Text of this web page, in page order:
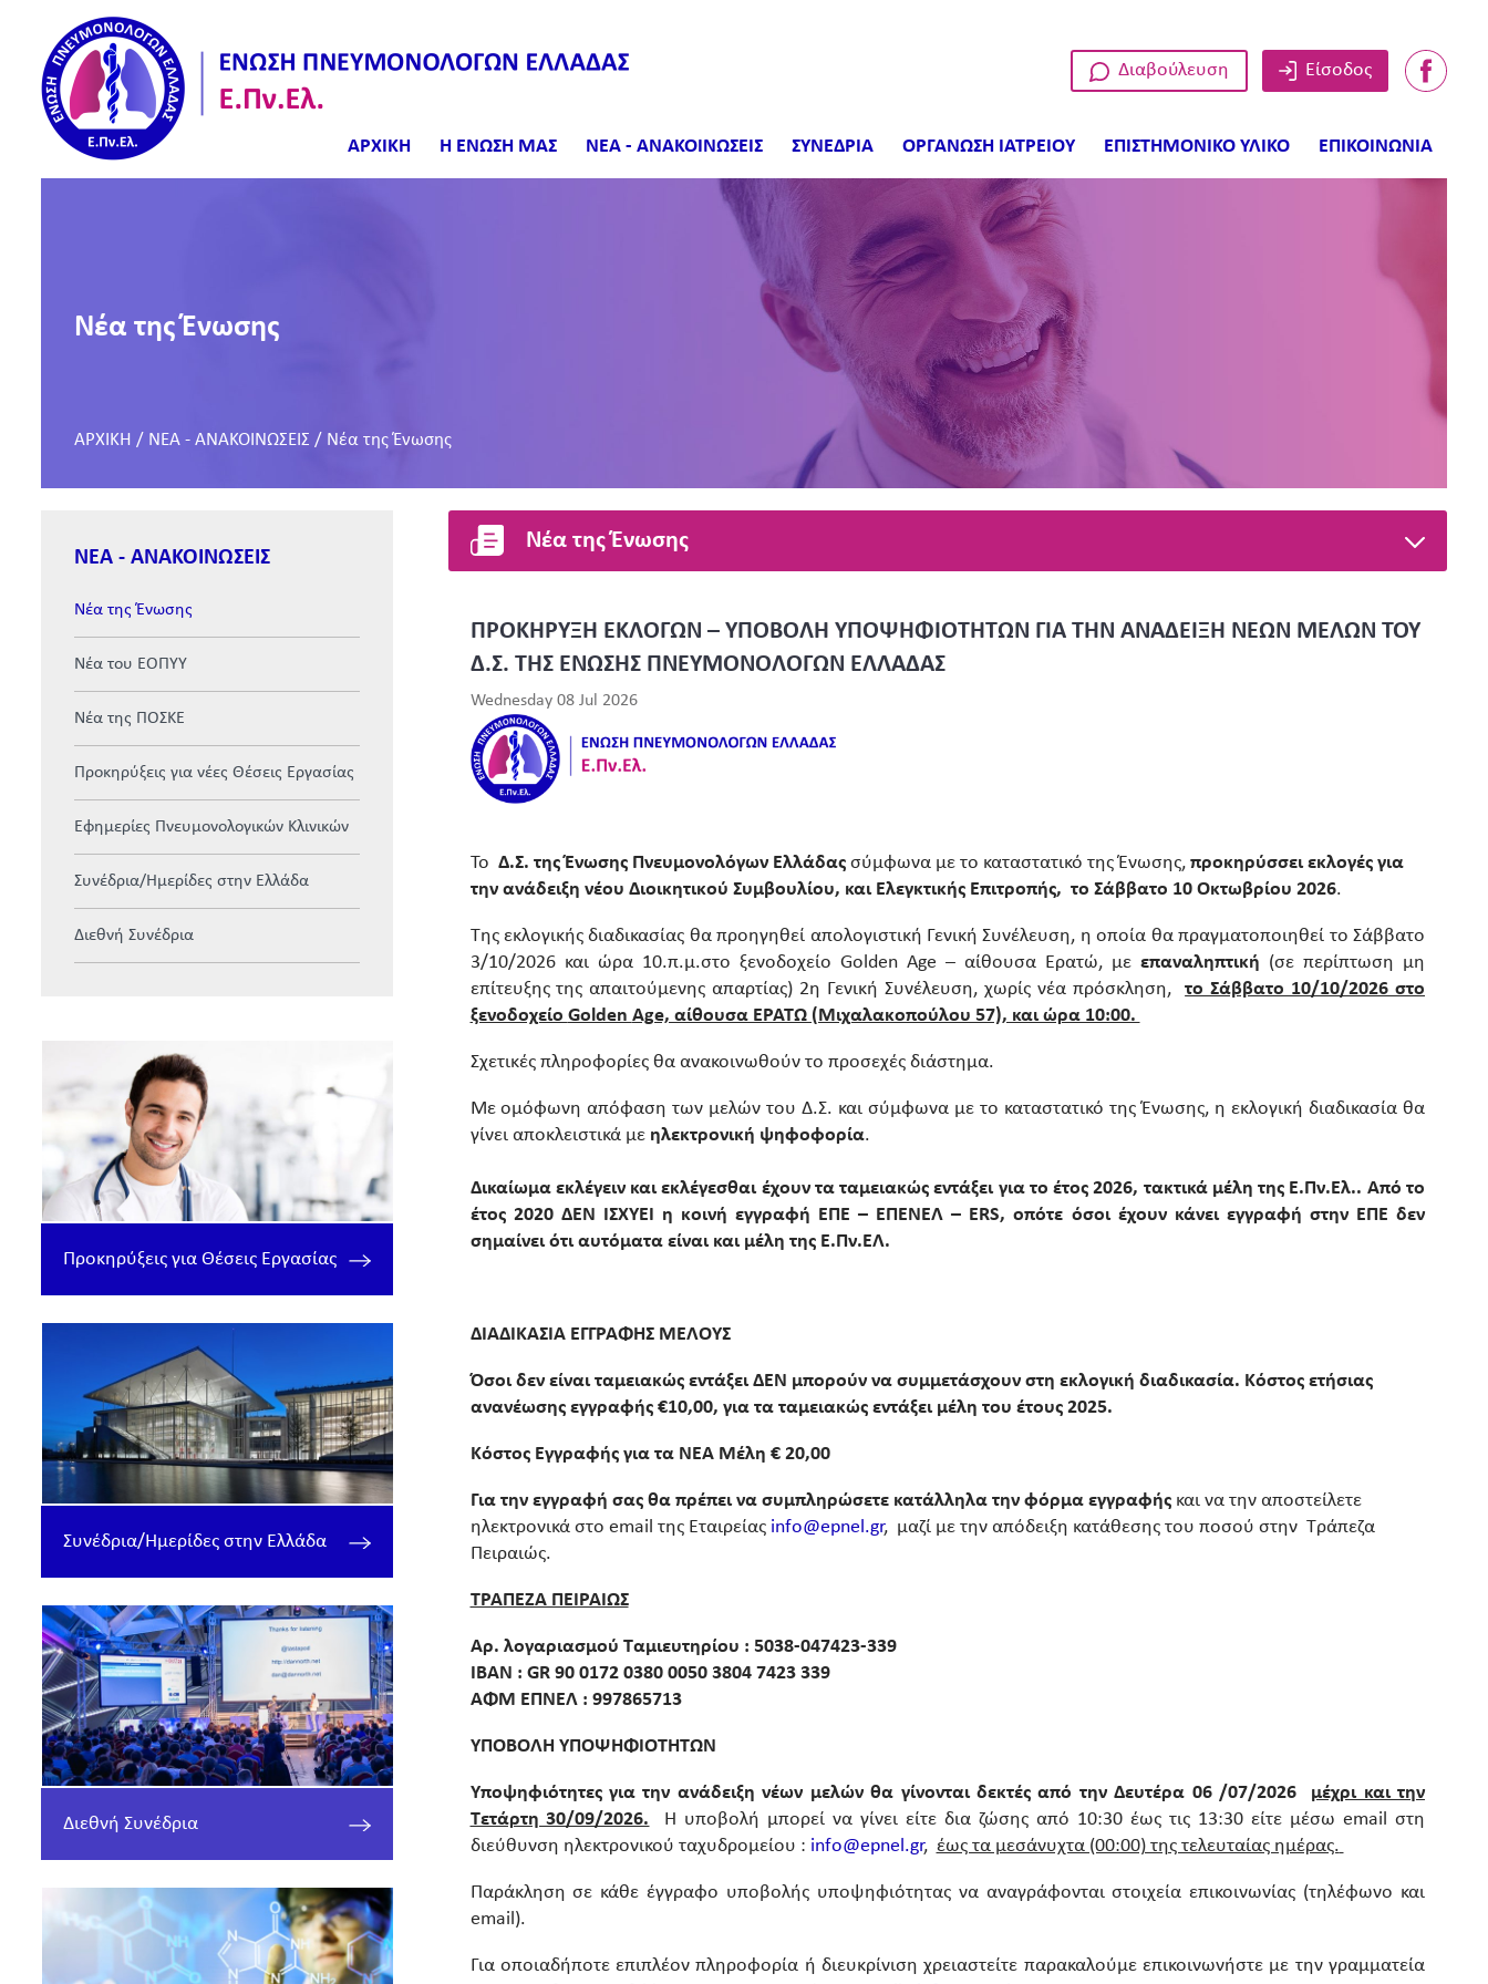
Είσοδος
Διαβούλευση
ΑΡΧΙΚΗ Η ΕΝΩΣΗ ΜΑΣ ΝΕΑ - ΑΝΑΚΟΙΝΩΣΕΙΣ ΣΥΝΕΔΡΙΑ ΟΡΓΑΝΩΣΗ ΙΑΤΡΕΙΟΥ ΕΠΙΣΤΗΜΟΝΙΚΟ ΥΛΙΚΟ ΕΠΙΚΟΙΝΩΝΙΑ
Νέα της Ένωσης
ΑΡΧΙΚΗ / ΝΕΑ - ΑΝΑΚΟΙΝΩΣΕΙΣ / Νέα της Ένωσης
ΝΕΑ - ΑΝΑΚΟΙΝΩΣΕΙΣ
Νέα της Ένωσης
Νέα του ΕΟΠΥΥ
Νέα της ΠΟΣΚΕ
Προκηρύξεις για νέες Θέσεις Εργασίας
Εφημερίες Πνευμονολογικών Κλινικών
Συνέδρια/Ημερίδες στην Ελλάδα
Διεθνή Συνέδρια
Προκηρύξεις για Θέσεις Εργασίας
Συνέδρια/Ημερίδες στην Ελλάδα
Διεθνή Συνέδρια
Νέα της Ένωσης
ΠΡΟΚΗΡΥΞΗ ΕΚΛΟΓΩΝ – ΥΠΟΒΟΛΗ ΥΠΟΨΗΦΙΟΤΗΤΩΝ ΓΙΑ ΤΗΝ ΑΝΑΔΕΙΞΗ ΝΕΩΝ ΜΕΛΩΝ ΤΟΥ
Δ.Σ. ΤΗΣ ΕΝΩΣΗΣ ΠΝΕΥΜΟΝΟΛΟΓΩΝ ΕΛΛΑΔΑΣ
Wednesday 08 Jul 2026
Το Δ.Σ. της Ένωσης Πνευμονολόγων Ελλάδαςσύμφωνα με το καταστατικό της Ένωσης, προκηρύσσει εκλογές για
την ανάδειξη νέου Διοικητικού Συμβουλίου, και Ελεγκτικής Επιτροπής, το Σάββατο 10 Οκτωβρίου 2026.
Της εκλογικής διαδικασίας θα προηγηθεί απολογιστική Γενική Συνέλευση, η οποία θα πραγματοποιηθεί το Σάββατο
3/10/2026 και ώρα 10.π.μ.στο ξενοδοχείο Golden Age – αίθουσα Ερατώ, με επαναληπτική (σε περίπτωση μη
επίτευξης της απαιτούμενης απαρτίας) 2η Γενική Συνέλευση, χωρίς νέα πρόσκληση,το Σάββατο 10/10/2026 στο
ξενοδοχείο Golden Age, αίθουσα ΕΡΑΤΩ (Μιχαλακοπούλου 57), και ώρα 10:00.
Σχετικές πληροφορίες θα ανακοινωθούν το προσεχές διάστημα.
Με ομόφωνη απόφαση των μελών του Δ.Σ. και σύμφωνα με το καταστατικό της Ένωσης, η εκλογική διαδικασία θα
γίνει αποκλειστικά με ηλεκτρονική ψηφοφορία.
Δικαίωμα εκλέγειν και εκλέγεσθαι έχουν τα ταμειακώς εντάξει για το έτος 2026, τακτικά μέλη της Ε.Πν.Ελ.. Από το
έτος 2020 ΔΕΝ ΙΣΧΥΕΙ η κοινή εγγραφή ΕΠΕ – ΕΠΕΝΕΛ – ERS, οπότε όσοι έχουν κάνει εγγραφή στην ΕΠΕ δεν
σημαίνει ότι αυτόματα είναι και μέλη της Ε.Πν.ΕΛ.
ΔΙΑΔΙΚΑΣΙΑ ΕΓΓΡΑΦΗΣ ΜΕΛΟΥΣ
Όσοι δεν είναι ταμειακώς εντάξει ΔΕΝ μπορούν να συμμετάσχουν στη εκλογική διαδικασία. Κόστος ετήσιας
ανανέωσης εγγραφής €10,00, για τα ταμειακώς εντάξει μέλη του έτους 2025.
Κόστος Εγγραφής για τα ΝΕΑ Μέλη € 20,00
Για την εγγραφή σας θα πρέπει να συμπληρώσετε κατάλληλα την φόρμα εγγραφής και να την αποστείλετε
ηλεκτρονικά στο email της Εταιρείας info@epnel.gr, μαζί με την απόδειξη κατάθεσης του ποσού στην Τράπεζα
Πειραιώς.
ΤΡΑΠΕΖΑ ΠΕΙΡΑΙΩΣ
Αρ. λογαριασμού Ταμιευτηρίου : 5038-047423-339
ΙΒΑΝ : GR 90 0172 0380 0050 3804 7423 339
ΑΦΜ ΕΠΝΕΛ : 997865713
ΥΠΟΒΟΛΗ ΥΠΟΨΗΦΙΟΤΗΤΩΝ
Υποψηφιότητες για την ανάδειξη νέων μελών θα γίνονται δεκτές από την Δευτέρα 06 /07/2026
μέχρι και την
Τετάρτη 30/09/2026.
Η υποβολή μπορεί να γίνει είτε δια ζώσης από 10:30 έως τις 13:30 είτε μέσω email στη
διεύθυνση ηλεκτρονικού ταχυδρομείου : info@epnel.gr, έως τα μεσάνυχτα (00:00) της τελευταίας ημέρας.
Παράκληση σε κάθε έγγραφο υποβολής υποψηφιότητας να αναγράφονται στοιχεία επικοινωνίας (τηλέφωνο και
email).
Για οποιαδήποτε επιπλέον πληροφορία ή διευκρίνιση χρειαστείτε παρακαλούμε επικοινωνήστε με την γραμματεία